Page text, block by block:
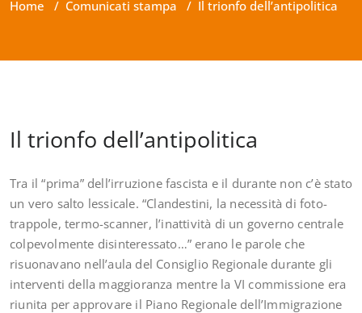
Home / Comunicati stampa / Il trionfo dell’antipolitica
Il trionfo dell’antipolitica
Tra il “prima” dell’irruzione fascista e il durante non c’è stato
un vero salto lessicale. “Clandestini, la necessità di foto-
trappole, termo-scanner, l’inattività di un governo centrale
colpevolmente disinteressato…” erano le parole che
risuonavano nell’aula del Consiglio Regionale durante gli
interventi della maggioranza mentre la VI commissione era
riunita per approvare il Piano Regionale dell’Immigrazione